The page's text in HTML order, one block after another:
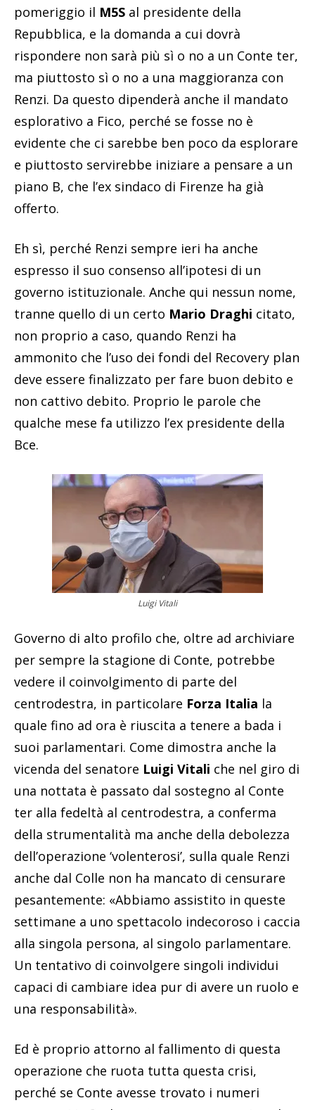
pomeriggio il M5S al presidente della
Repubblica, e la domanda a cui dovrà
rispondere non sarà più sì o no a un Conte ter,
ma piuttosto sì o no a una maggioranza con
Renzi. Da questo dipenderà anche il mandato
esplorativo a Fico, perché se fosse no è
evidente che ci sarebbe ben poco da esplorare
e piuttosto servirebbe iniziare a pensare a un
piano B, che l’ex sindaco di Firenze ha già
offerto.
Eh sì, perché Renzi sempre ieri ha anche
espresso il suo consenso all’ipotesi di un
governo istituzionale. Anche qui nessun nome,
tranne quello di un certo Mario Draghi citato,
non proprio a caso, quando Renzi ha
ammonito che l’uso dei fondi del Recovery plan
deve essere finalizzato per fare buon debito e
non cattivo debito. Proprio le parole che
qualche mese fa utilizzo l’ex presidente della
Bce.
Luigi Vitali
Governo di alto profilo che, oltre ad archiviare
per sempre la stagione di Conte, potrebbe
vedere il coinvolgimento di parte del
centrodestra, in particolare Forza Italia la
quale fino ad ora è riuscita a tenere a bada i
suoi parlamentari. Come dimostra anche la
vicenda del senatore Luigi Vitali che nel giro di
una nottata è passato dal sostegno al Conte
ter alla fedeltà al centrodestra, a conferma
della strumentalità ma anche della debolezza
dell’operazione ‘volenterosi’, sulla quale Renzi
anche dal Colle non ha mancato di censurare
pesantemente: «Abbiamo assistito in queste
settimane a uno spettacolo indecoroso i caccia
alla singola persona, al singolo parlamentare.
Un tentativo di coinvolgere singoli individui
capaci di cambiare idea pur di avere un ruolo e
una responsabilità».
Ed è proprio attorno al fallimento di questa
operazione che ruota tutta questa crisi,
perché se Conte avesse trovato i numeri